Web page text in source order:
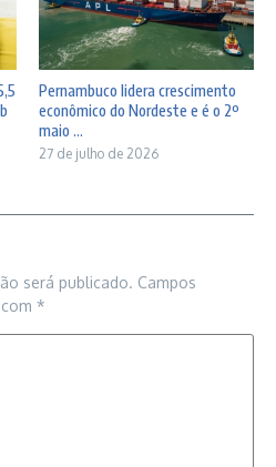
Pernambuco lidera crescimento
econômico do Nordeste e é o 2º
maio ...
27 de julho de 2026
será publicado. Campos
*